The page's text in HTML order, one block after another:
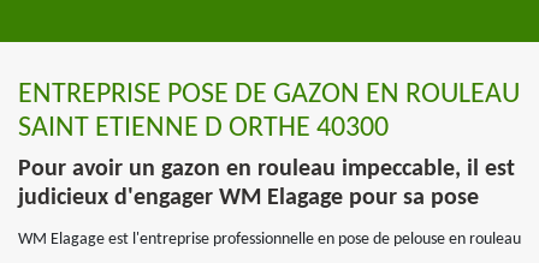
ENTREPRISE POSE DE GAZON EN ROULEAU
SAINT ETIENNE D ORTHE 40300
Pour avoir un gazon en rouleau impeccable, il est
judicieux d'engager WM Elagage pour sa pose
WM Elagage est l'entreprise professionnelle en pose de pelouse en rouleau